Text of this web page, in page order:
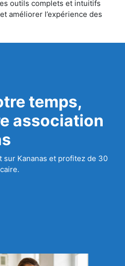
outils complets et intuitifs
améliorer l’expérience des
temps,
association
Kananas et profitez de 30